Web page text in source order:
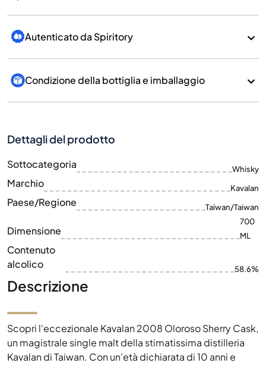
Autenticato da Spiritory
Condizione della bottiglia e imballaggio
Dettagli del prodotto
Sottocategoria Whisky
Marchio Kavalan
Paese/Regione Taiwan/Taiwan
Dimensione
700
ML
Contenuto
alcolico
58.6%
Descrizione
Scopri l'eccezionale Kavalan 2008 Oloroso Sherry Cask,
un magistrale single malt della stimatissima distilleria
Kavalan di Taiwan. Con un'età dichiarata di 10 anni e